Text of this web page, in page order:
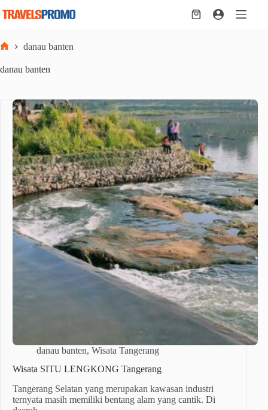
Shopping
danau banten
danau banten
danau banten, Wisata Tangerang
Wisata SITU LENGKONG Tangerang
Tangerang Selatan yang merupakan kawasan industri
ternyata masih memiliki bentang alam yang cantik. Di